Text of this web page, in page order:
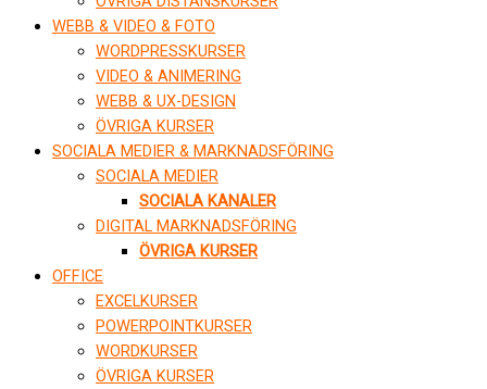
WEBB & VIDEO & FOTO
WORDPRESSKURSER
VIDEO & ANIMERING
WEBB & UX-DESIGN
ÖVRIGA KURSER
SOCIALA MEDIER & MARKNADSFÖRING
SOCIALA MEDIER
SOCIALA KANALER
DIGITAL MARKNADSFÖRING
ÖVRIGA KURSER
OFFICE
EXCELKURSER
POWERPOINTKURSER
WORDKURSER
ÖVRIGA KURSER